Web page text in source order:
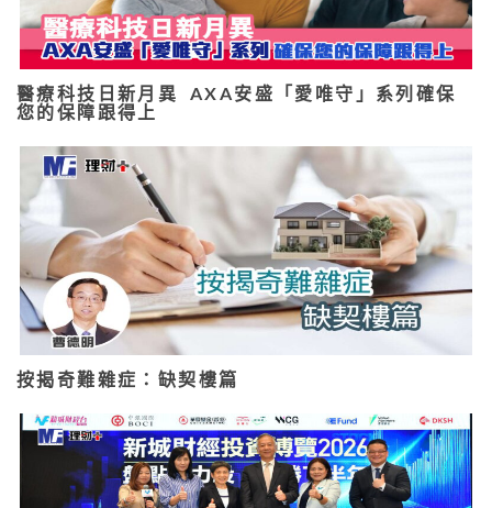
醫療科技日新月異 AXA安盛「愛唯守」系列確保
您的保障跟得上
按揭奇難雜症：缺契樓篇